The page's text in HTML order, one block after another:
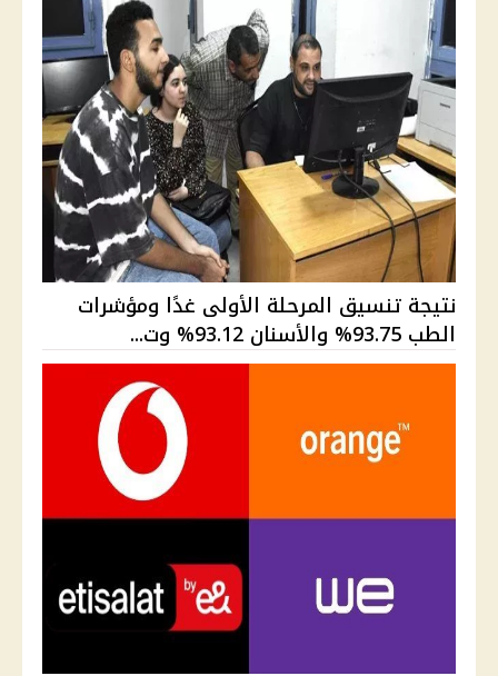
نتيجة تنسيق المرحلة الأولى غدًا ومؤشرات
الطب 93.75% والأسنان 93.12% وت...